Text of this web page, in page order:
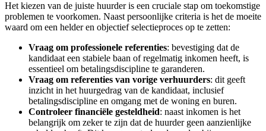
Het kiezen van de juiste huurder is een cruciale stap om toekomstige
problemen te voorkomen. Naast persoonlijke criteria is het de moeite
waard om een helder en objectief selectieproces op te zetten:
Vraag om professionele referenties: bevestiging dat de
kandidaat een stabiele baan of regelmatig inkomen heeft, is
essentieel om betalingsdiscipline te garanderen.
Vraag om referenties van vorige verhuurders: dit geeft
inzicht in het huurgedrag van de kandidaat, inclusief
betalingsdiscipline en omgang met de woning en buren.
Controleer financiële gesteldheid: naast inkomen is het
belangrijk om zeker te zijn dat de huurder geen aanzienlijke